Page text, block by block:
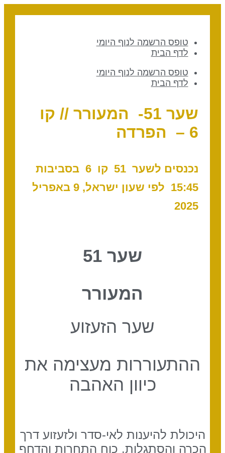
טופס הרשמה לנוף היומי
לדף הבית
טופס הרשמה לנוף היומי
לדף הבית
שער 51- המעורר // קו
6 – הפרדה
נכנסים לשער 51 ק
ו 6 בסביבות
15:45 לפי שעון ישראל, 9 באפריל
2025
שער 51
המעורר
שער הזעזוע
ההתעוררות מעצימה את
כיוון האהבה
היכולת להיענות לאי-סדר ולזעזוע דרך
הכרה והסתגלות. כוח התחרות והדחף